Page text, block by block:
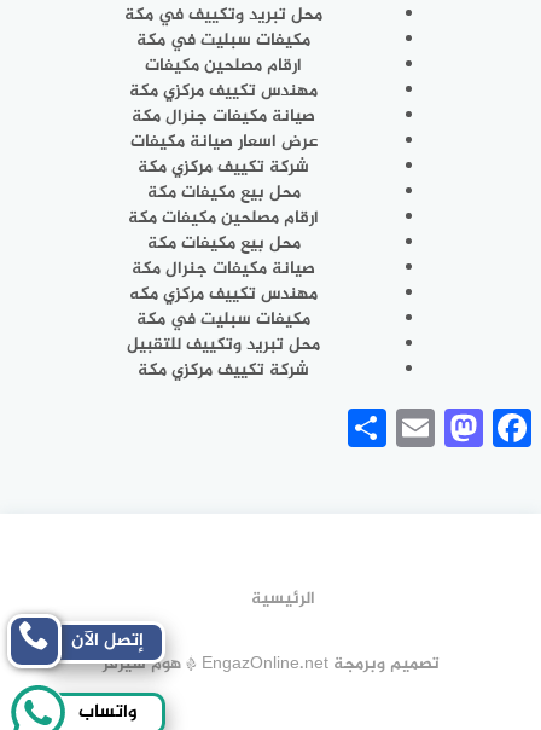
محل تبريد وتكييف في مكة
مكيفات سبليت في مكة
ارقام مصلحينمكيفات
مهندس تكييف مركزي مكة
صيانة مكيفات جنرال مكة
عرض اسعار صيانة مكيفات
شركة تكييف مركزي مكة
محل بيعمكيفاتمكة
ارقام مصلحين مكيفاتمكة
محل بيع مكيفاتمكة
صيانة مكيفات جنرالمكة
مهندس تكييف مركزي مكه
مكيفات سبليتفي مكة
محل تبريد وتكييفللتقبيل
شركة تكييف مركزيمكة
Facebook
Mastodon
Email
الرئيسية
تصميم وبرمجة EngazOnline.net * هوم سيرفر
إتصل الآن
واتساب